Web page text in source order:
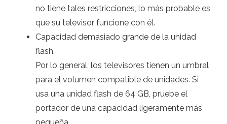
no tiene tales restricciones, lo más probable es
que su televisor funcione con él.
Capacidad demasiado grande de la unidad
flash.
Por lo general, los televisores tienen un umbral
para el volumen compatible de unidades. Si
usa una unidad flash de 64 GB, pruebe el
portador de una capacidad ligeramente más